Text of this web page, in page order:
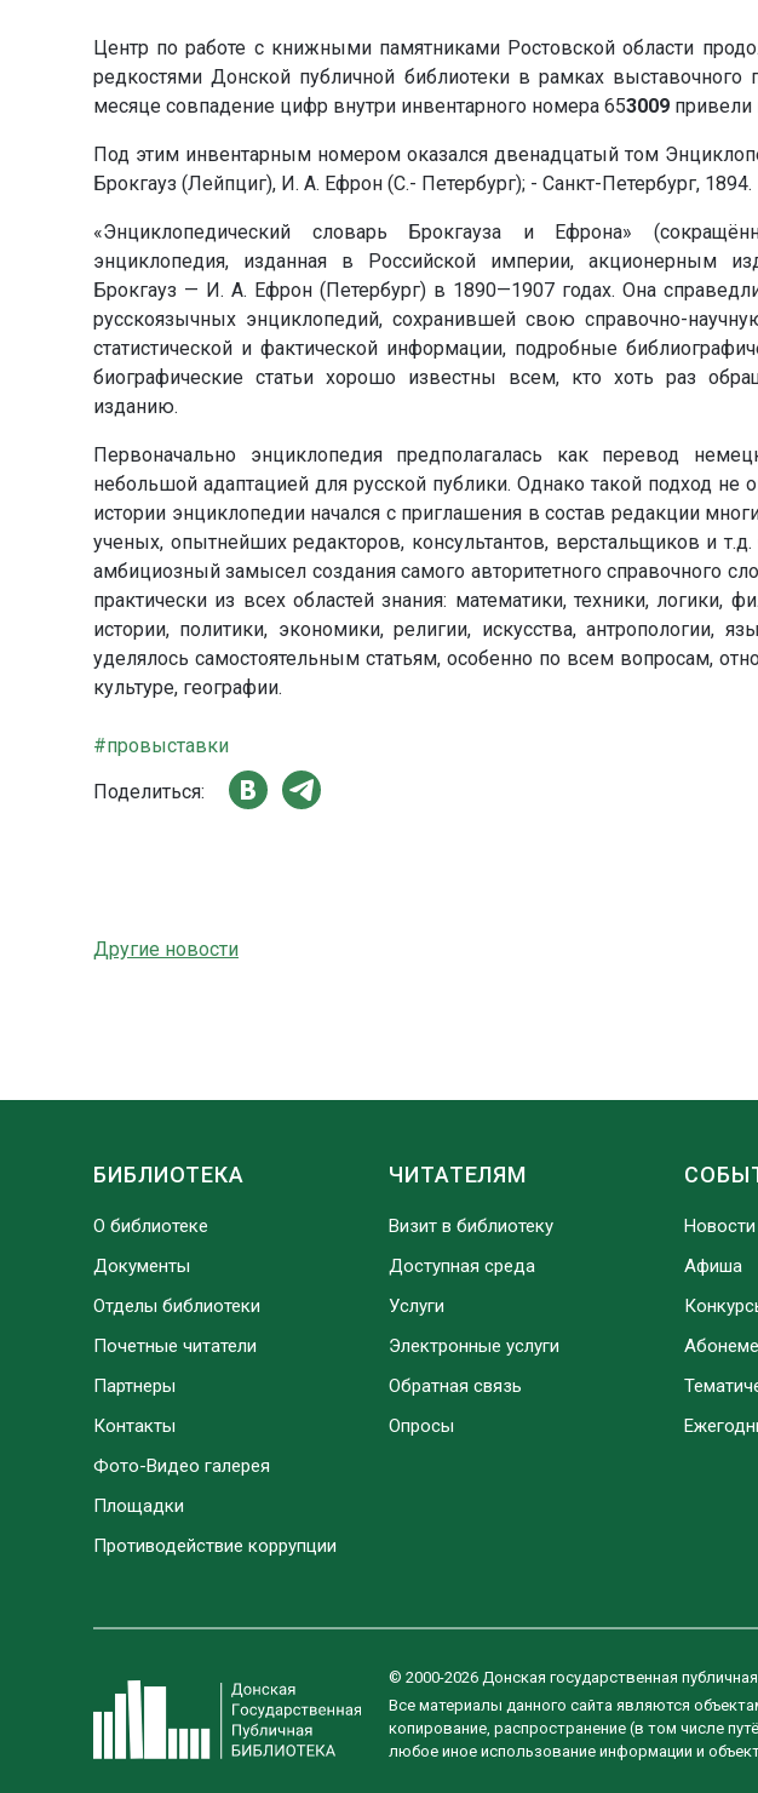
Центр по работе с книжными памятниками Ростовской области
редкостями Донской публичной библиотеки в рамках выставочного
месяце совпадение цифр внутри инвентарного номера 653009 привели
Под этим инвентарным номером оказался двенадцатый том
Брокгауз (Лейпциг), И. А. Ефрон (С.- Петербург); - Санкт-Петербург, 1894.
«Энциклопедический словарь Брокгауза и Ефрона»
энциклопедия, изданная в Российской империи, акционерным
Брокгауз — И. А. Ефрон (Петербург) в 1890—1907 годах. Она
русскоязычных энциклопедий, сохранившей свою справочно-
статистической и фактической информации, подробные
биографические статьи хорошо известны всем, кто хоть раз
изданию.
Первоначально энциклопедия предполагалась как перевод
небольшой адаптацией для русской публики. Однако такой подход не
истории энциклопедии начался с приглашения в состав редакции
ученых, опытнейших редакторов, консультантов, верстальщиков и
амбициозный замысел создания самого авторитетного справочного
практически из всех областей знания: математики, техники, логики,
истории, политики, экономики, религии, искусства, антропологии,
уделялось самостоятельным статьям, особенно по всем вопросам,
культуре, географии.
#провыставки
Поделиться:
Другие новости
БИБЛИОТЕКА
О библиотеке
Документы
Отделы библиотеки
Почетные читатели
Партнеры
Контакты
Фото-Видео галерея
Площадки
Противодействие коррупции
ЧИТАТЕЛЯМ
Визит в библиотеку
Доступная среда
Услуги
Электронные услуги
Обратная связь
Опросы
Новости
Афиша
© 2000-2026 Донская государственная
Все материалы данного сайта являются
копирование, распространение (в том числе
любое иное использование информации и